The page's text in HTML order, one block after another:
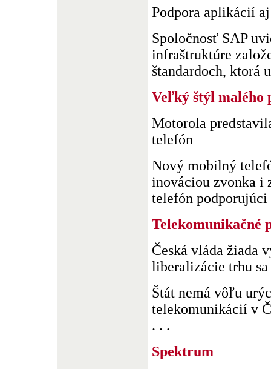
Podpora aplikácií
Spoločnosť SAP
infraštruktúre
štandardoch, ktorá
Veľký štýl malého
Motorola
telefón
Nový mobilný
inováciou zvonka i
telefón podporujúci
Telekomunikačné
Česká vláda žiada
liberalizácie trhu
Štát nemá vôľu
telekomunikácií v
. . .
Spektrum